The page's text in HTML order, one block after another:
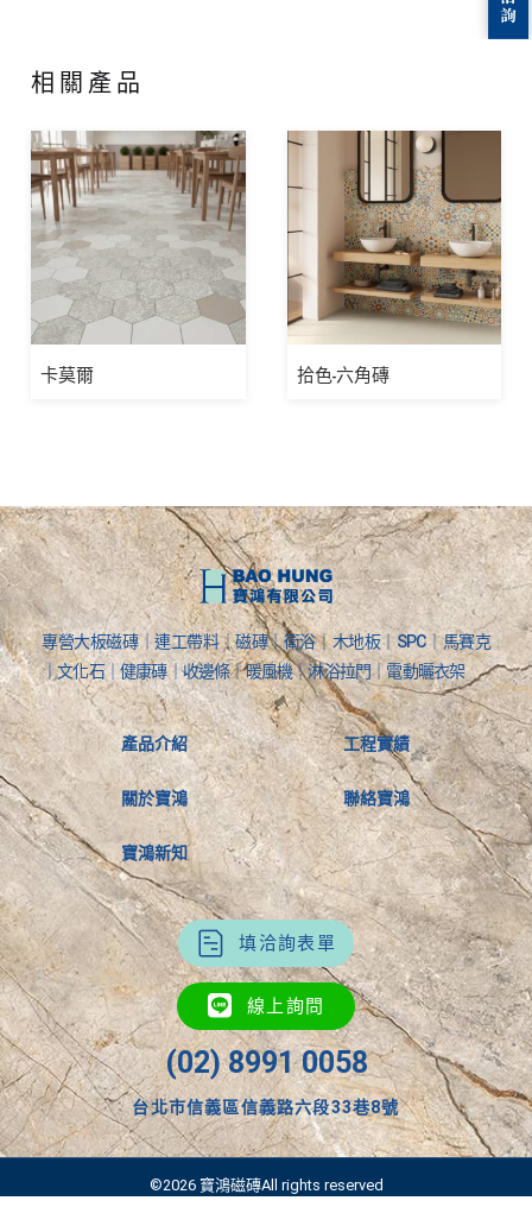
相關產品
卡莫爾 拾色-六角磚
專營大板磁磚｜連工帶料｜磁磚｜衛浴｜木地板｜SPC｜馬賽克
｜文化石｜健康磚｜收邊條｜暖風機｜淋浴拉門｜電動曬衣架
產品介紹
關於寶鴻
寶鴻新知
工程實績
聯絡寶鴻
填洽詢表單
線上詢問
(02) 8991 0058
台北市信義區信義路六段33巷8號
©2026 寶鴻磁磚All rights reserved